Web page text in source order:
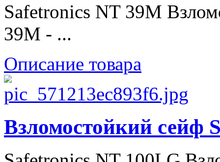
Safetronics NT 39M
39M - ...
Описание товара
Взломостойкий сейф